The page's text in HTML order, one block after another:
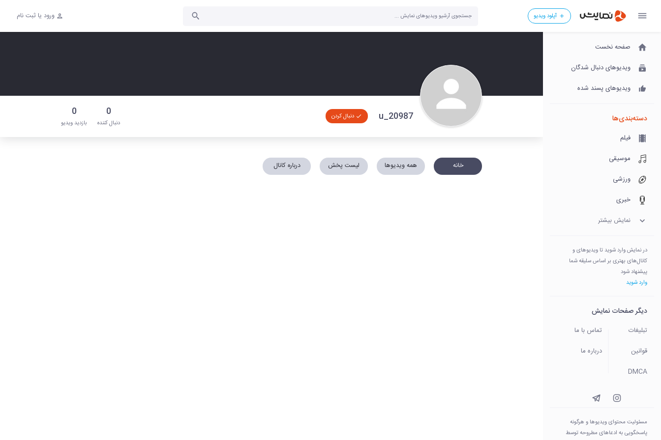
آپلود ویدیو ورود یا ثبت نام
صفحه نخست
ویدیوهای دنبال شدگان
ویدیوهای پسند شده
دسته‌بندی‌ها
فیلم
موسیقی
ورزشی
خبری
نمایش بیشتر
در نمایش وارد شوید تا ویدیوهای و
کانال‌های بهتری بر اساس سلیقه شما
پیشنهاد شود
وارد شوید
دیگر صفحات نمایش
تبلیغات
تماس با ما
قوانین
درباره ما
DMCA
مسئولیت محتوای ویدیو‌ها و هرگونه
پاسخگویی به ادعاهای مطروحه توسط
u_20987 دنبال کردن 0
دنبال‌ کننده
0
بازدید ویدیو
خانه همه ویدیوها لیست پخش درباره کانال